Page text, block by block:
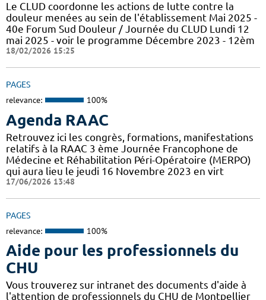
Le CLUD coordonne les actions de lutte contre la
douleur menées au sein de l'établissement Mai 2025 -
40e Forum Sud Douleur / Journée du CLUD Lundi 12
mai 2025 - voir le programme Décembre 2023 - 12èm
18/02/2026 15:25
PAGES
relevance: 100%
Agenda RAAC
Retrouvez ici les congrès, formations, manifestations
relatifs à la RAAC 3 ème Journée Francophone de
Médecine et Réhabilitation Péri-Opératoire (MERPO)
qui aura lieu le jeudi 16 Novembre 2023 en virt
17/06/2026 13:48
PAGES
relevance: 100%
Aide pour les professionnels du
CHU
Vous trouverez sur intranet des documents d'aide à
l'attention de professionnels du CHU de Montpellier